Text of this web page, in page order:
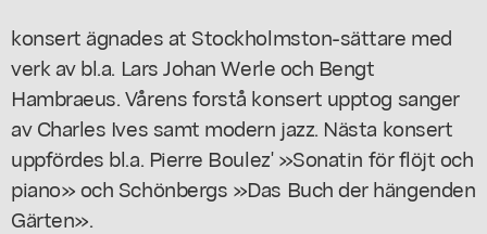
konsert ägnades at Stockholmston-sättare med
verk av bl.a. Lars Johan Werle och Bengt
Hambraeus. Vårens forstå konsert upptog sanger
av Charles Ives samt modern jazz. Nästa konsert
uppfördes bl.a. Pierre Boulez' »Sonatin för flöjt och
piano» och Schönbergs »Das Buch der hängenden
Gärten».